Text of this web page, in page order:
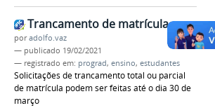
Trancamento de matrícula
poradolfo.vaz
— publicado 19/02/2021
— registrado em: prograd, ensino, estudantes
Solicitações de trancamento total ou parcial
de matrícula podem ser feitas até o dia 30 de
março